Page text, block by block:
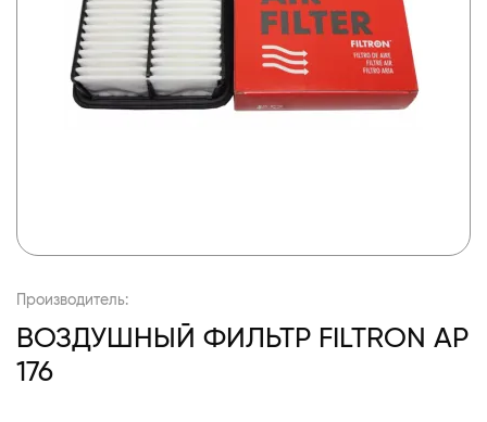
Производитель:
ВОЗДУШНЫЙ ФИЛЬТР FILTRON AP
176